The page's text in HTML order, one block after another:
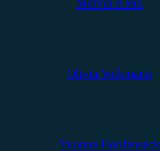
Olivia Volkmann
Yvonne Hopfensack